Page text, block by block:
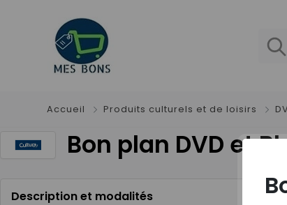
Accueil Produits culturels et de loisirs
Bon plan DVD et
Description et modalités